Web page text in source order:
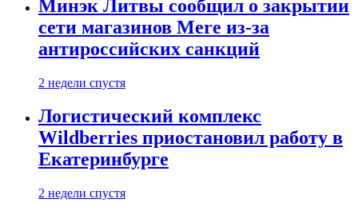
Минэк Литвы сообщил о закрытии
сети магазинов Mere из-за
антироссийских санкций
2 недели спустя
Логистический комплекс
Wildberries приостановил работу в
Екатеринбурге
2 недели спустя